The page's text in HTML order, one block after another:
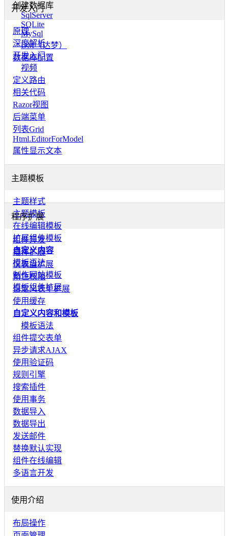
创建数据库
SqlServer
SQLite
MySql
DM（达梦）
数据库配置
开发入门
原理
深度解析
开发入门
视频
定义路由
相关代码
Razor视图
后端菜单
列表Grid
Html.EditorForModel
属性显示文本
主题模板
主题样式
主题模板
在线编辑模板
扩展组件模板
自定义内容
模板语法
制作网站模板
模板组件扩展
程序扩展
组件开发
插件扩展
仪表盘扩展
角色权限
自定义表单扩展
使用缓存
自定义内容和模板
模板语法
组件提交表单
异步请求AJAX
使用验证码
规则引擎
搜索插件
使用事务
数据导入
数据导出
发送邮件
替换默认实现
组件在线编辑
多语言开发
使用介绍
布局操作